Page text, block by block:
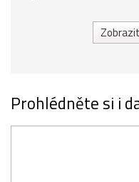
Prohlédněte si i